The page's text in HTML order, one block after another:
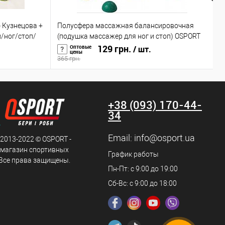
+
ног/стоп/
Полусфера массажная балансировочная
(подушка массажер для ног и стоп) OSPORT
(OF-0059)
Оптовые
цены 129 грн. / шт.
365 грн.
2022 © OSPORT -
спортивных
права защищены.
+38 (093) 170-44-
34
Email: info@osport.ua
График работы
Пн-Пт: с 9:00 до 19:00
Сб-Вс: с 9:00 до 18:00